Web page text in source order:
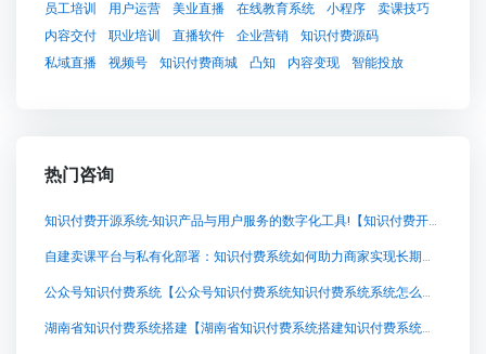
员工培训
用户运营 美业直播 在线教育系统 小程序
卖课技巧
内容交付
职业培训 直播软件 企业营销
知识付费源码
私域直播
视频号 知识付费商城 凸知 内容变现 智能投放
热门咨询
知识付费开源系统-知识产品与用户服务的数字化工具!【知识付费开源系统-知识产品与用户服务的数字化工具!知识付费系统系统怎么制作，知识付费系统搭建使用教程】
自建卖课平台与私有化部署：知识付费系统如何助力商家实现长期品牌资产沉淀
公众号知识付费系统【公众号知识付费系统知识付费系统系统怎么制作，知识付费系统搭建使用教程】
湖南省知识付费系统搭建【湖南省知识付费系统搭建知识付费系统系统怎么制作，知识付费系统搭建使用教程】